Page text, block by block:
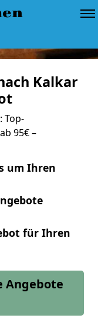
Kalkar
Top-
95€ –
um Ihren
für Ihren
Angebote